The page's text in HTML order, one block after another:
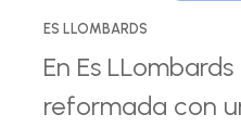
ES LLOMBARDS
En Es
reformada con